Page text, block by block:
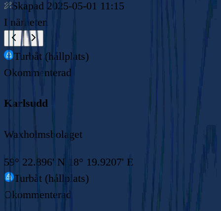
Skapad 2025-05-01 11:15
I närheten
Turbåt (hållplats)
Okommenterad
Karlsudd
Waxholmsbolaget
59° 22.896' N 18° 19.9207' E
Turbåt (hållplats)
Okommenterad